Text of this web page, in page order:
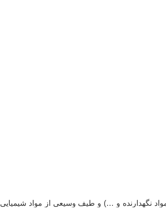
مواد نگهدارنده و …) و طیف وسیعی از مواد شیمیایی